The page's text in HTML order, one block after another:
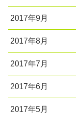
2017年9月
2017年8月
2017年7月
2017年6月
2017年5月